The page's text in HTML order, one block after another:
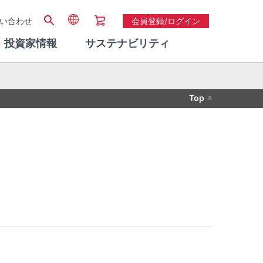
合わせ 会員登録/ログイン
投資家情報 サステナビリティ
Top